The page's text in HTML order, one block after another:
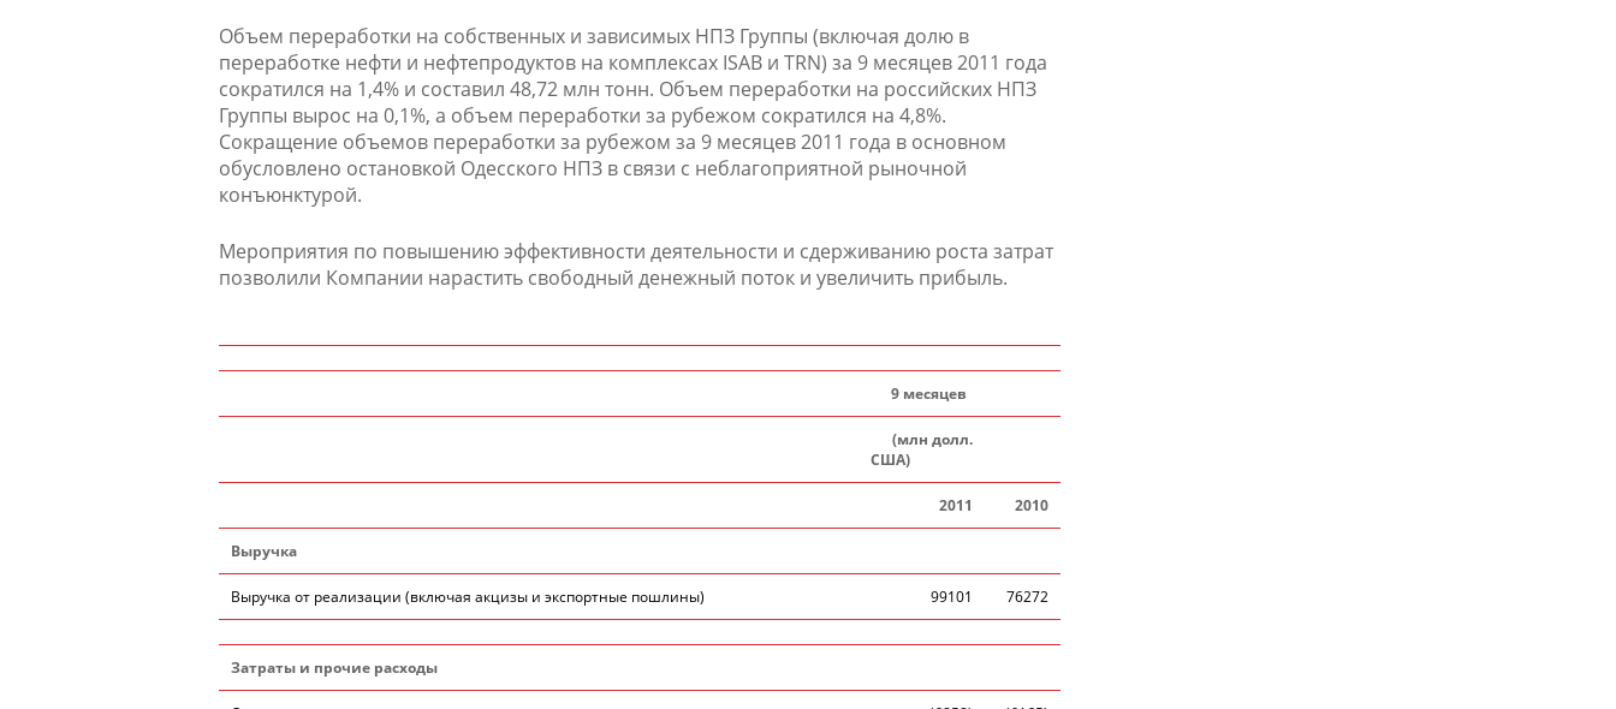
Объем переработки на собственных и зависимых НПЗ Группы (включая долю в
переработке нефти и нефтепродуктов на комплексах ISAB и TRN) за 9 месяцев 2011 года
сократился на 1,4% и составил 48,72 млн тонн. Объем переработки на российских НПЗ
Группы вырос на 0,1%, а объем переработки за рубежом сократился на 4,8%.
Сокращение объемов переработки за рубежом за 9 месяцев 2011 года в основном
обусловлено остановкой Одесского НПЗ в связи с неблагоприятной рыночной
конъюнктурой.
Мероприятия по повышению эффективности деятельности и сдерживанию роста затрат
позволили Компании нарастить свободный денежный поток и увеличить прибыль.
9 месяцев
(млн долл.
США)
2011 2010
Выручка
Выручка от реализации (включая акцизы и экспортные пошлины) 99101 76272
Затраты и прочие расходы